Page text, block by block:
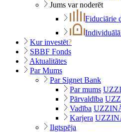
Jums var noderēt
Fiduciārie
Kur investēt?
SBBF Fonds
Aktualitātes
Par Mums
Par Signet Bank
Par mums
Pārvaldība
Vadība
Karjera
Ilgtspēja